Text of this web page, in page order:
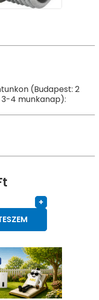
(Budapest: 2
4 munkanap):
+